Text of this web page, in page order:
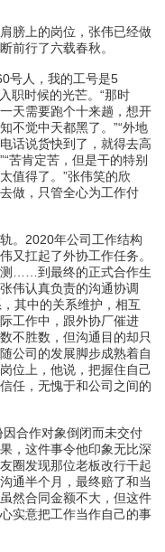
膀上的岗位，张伟已经做
前行了六载春秋。
人，我的工号是5
职时候的光芒。“那时
天需要跑个十来趟，想开
不觉中天都黑了。”“外地
话说货快到了，就得去高
苦肯定苦，但是干的特别
值得了。”张伟笑的欣
做，只管全心为工作付
。2020年公司工作结构
又扛起了外协工作任务。
测……到最终的正式合作生
伟认真负责的沟通协调
其中的关系维护，相互
工作中，跟外协厂催进
不胜数，但沟通目的却只
公司的发展脚步成熟着自
位上，他说，把握住自己
任，无愧于和公司之间的
合作对象倒闭而未交付
，这件事令他印象无比深
圈发现那位老板改行干起
通半个月，最终赔了和当
然合同金额不大，但这件
实意把工作当作自己的事